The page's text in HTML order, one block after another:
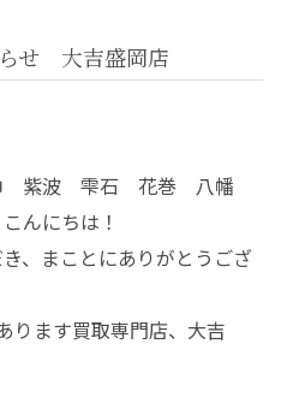
せ 大吉盛岡店
紫波 雫石 花巻 八幡
にちは！
、まことにありがとうござ
ります買取専門店、大吉